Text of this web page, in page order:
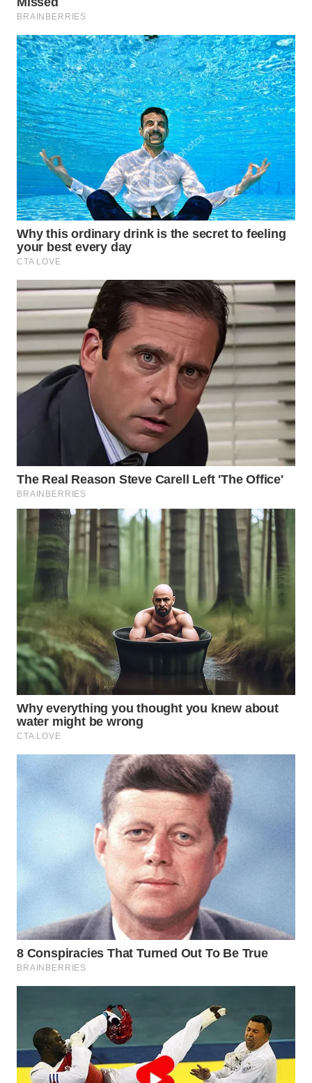
WN
PRIANGAN
TIMUR
WN
SEMARANG
WN
SOLO
WN
BOROBUDUR
WN
MADURA
WN
SURABAYA
WN
NATUNA
WN
MANDALIKA
LIKUPANG
WN
LABUANBAJO
WN
BORNEO
Wahana
Media
Group
WAHANA
NEWS
WAHANA
INFRASTRUKTUR
WAHANA
KONSUMEN
WAHANA
LISTRIK
WAHANA
TRAVEL
WAHANA